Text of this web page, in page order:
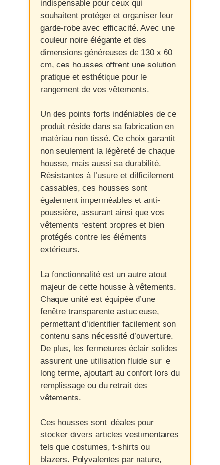
indispensable pour ceux qui
souhaitent protéger et organiser leur
garde-robe avec efficacité. Avec une
couleur noire élégante et des
dimensions généreuses de 130 x 60
cm, ces housses offrent une solution
pratique et esthétique pour le
rangement de vos vêtements.
Un des points forts indéniables de ce
produit réside dans sa fabrication en
matériau non tissé. Ce choix garantit
non seulement la légèreté de chaque
housse, mais aussi sa durabilité.
Résistantes à l’usure et difficilement
cassables, ces housses sont
également imperméables et anti-
poussière, assurant ainsi que vos
vêtements restent propres et bien
protégés contre les éléments
extérieurs.
La fonctionnalité est un autre atout
majeur de cette housse à vêtements.
Chaque unité est équipée d’une
fenêtre transparente astucieuse,
permettant d’identifier facilement son
contenu sans nécessité d’ouverture.
De plus, les fermetures éclair solides
assurent une utilisation fluide sur le
long terme, ajoutant au confort lors du
remplissage ou du retrait des
vêtements.
Ces housses sont idéales pour
stocker divers articles vestimentaires
tels que costumes, t-shirts ou
blazers. Polyvalentes par nature,